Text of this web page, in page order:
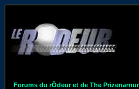
Forums du rÔdeur et de The